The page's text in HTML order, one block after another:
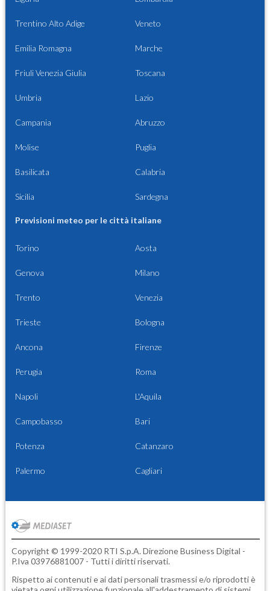
Trentino Alto Adige Veneto
Emilia Romagna Marche
Friuli Venezia Giulia Toscana
Umbria Lazio
Campania Abruzzo
Molise Puglia
Basilicata Calabria
Sicilia Sardegna
Previsioni meteo per le città italiane
Torino Aosta
Genova Milano
Trento Venezia
Trieste Bologna
Ancona Firenze
Perugia Roma
Napoli L'Aquila
Campobasso Bari
Potenza Catanzaro
Palermo Cagliari
Copyright © 1999-2020 RTI S.p.A. Direzione Business Digital -
P.Iva 03976881007 - Tutti i diritti riservati.
Rispetto ai contenuti e ai dati personali trasmessi e/o riprodotti è